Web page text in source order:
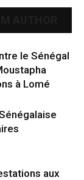
le Sénégal
à Lomé
aux